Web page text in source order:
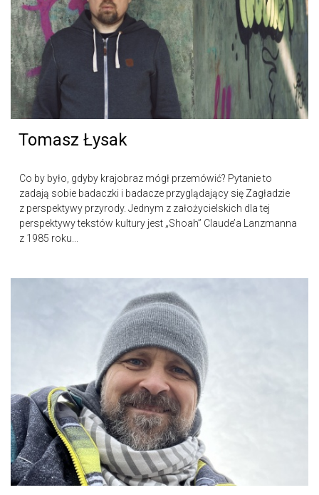
Tomasz Łysak
Co by było, gdyby krajobraz mógł przemówić? Pytanie to
zadają sobie badaczki i badacze przyglądający się Zagładzie
z perspektywy przyrody. Jednym z założycielskich dla tej
perspektywy tekstów kultury jest „Shoah” Claude’a Lanzmanna
z 1985 roku...